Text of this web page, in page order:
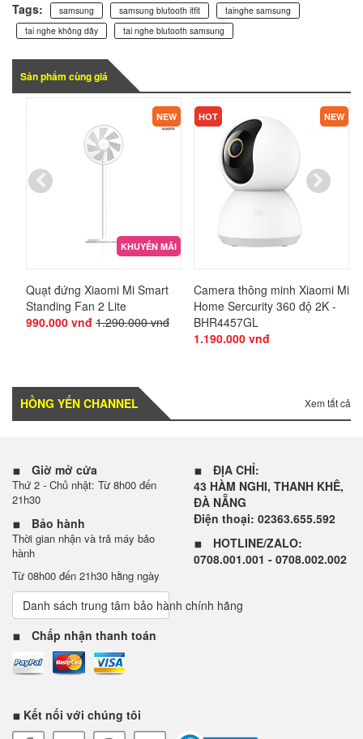
Tags: samsung samsung blutooth itfit
tainghe samsung
tai nghe không dây
tai nghe blutooth samsung
Sản phẩm cùng giá
KHUYẾN MÃI
NEW
Quạt đứng Xiaomi Mi Smart
Standing Fan 2 Lite
990.000 vnđ 1.290.000 vnđ
HOT NEW
Camera thông minh Xiaomi Mi
Home Sercurity 360 độ 2K -
BHR4457GL
1.190.000 vnđ
HỒNG YẾN CHANNEL Xem tất cả
Giờ mở cửa
Thứ 2 - Chủ nhật: Từ 8h00 đến
21h30
Bảo hành
Thời gian nhận và trả máy bảo
hành
Từ 08h00 đến 21h30 hằng ngày
Danh sách trung tâm bảo hành chính hãng
Chấp nhận thanh toán
ĐỊA CHỈ:
43 HÀM NGHI, THANH KHÊ,
ĐÀ NẴNG
Điện thoại: 02363.655.592
HOTLINE/ZALO:
0708.001.001 - 0708.002.002
Kết nối với chúng tôi